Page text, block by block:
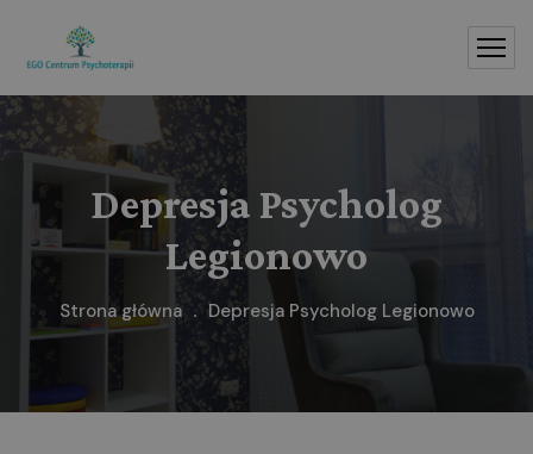
Depresja Psycholog
Legionowo
Strona główna Depresja Psycholog Legionowo